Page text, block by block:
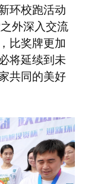
环校跑活动
外深入交流
比奖牌更加
将延续到未
共同的美好